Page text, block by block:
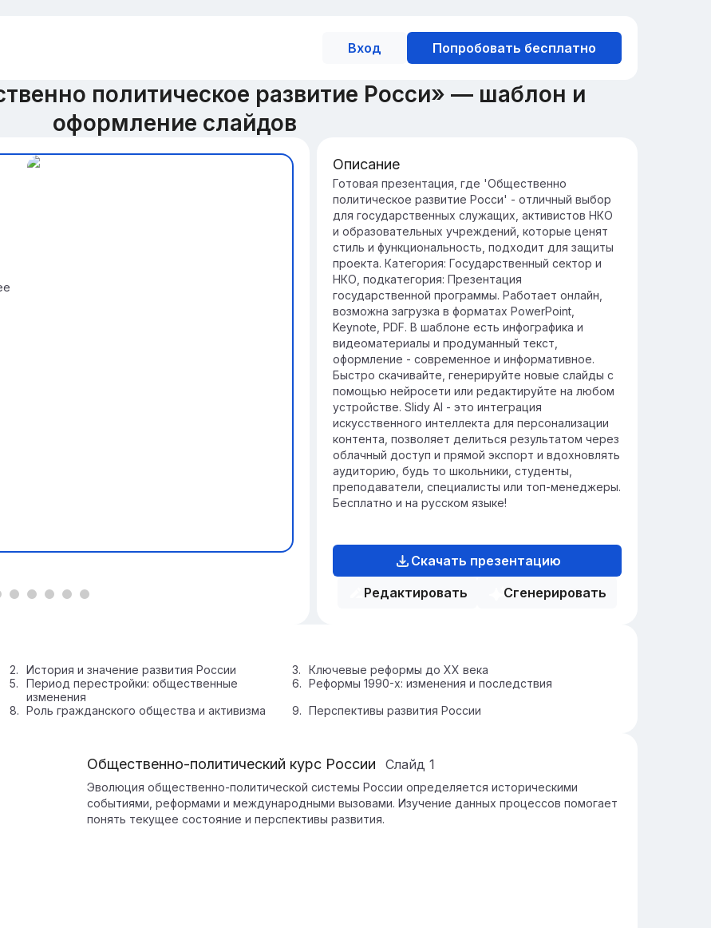
Вход Попробовать бесплатно
политическое развитие Росси» — шаблон и
оформление слайдов
История и значение развития
России
Историческое развитие России
формировалось под влиянием различных
факторов, включая геополитические
изменения и внутренние реформы.
Общественно-политическое развитие
России оказывает значительное влияние на
её современную роль в международных
отношениях и внутренняя политика.
Описание
Готовая презентация, где 'Общественно
политическое развитие Росси' - отличный выбор
для государственных служащих, активистов НКО
и образовательных учреждений, которые ценят
стиль и функциональность, подходит для защиты
проекта. Категория: Государственный сектор и
НКО, подкатегория: Презентация
государственной программы. Работает онлайн,
возможна загрузка в форматах PowerPoint,
Keynote, PDF. В шаблоне есть инфографика и
видеоматериалы и продуманный текст,
оформление - современное и информативное.
Быстро скачивайте, генерируйте новые слайды с
помощью нейросети или редактируйте на любом
устройстве. Slidy AI - это интеграция
искусственного интеллекта для персонализации
контента, позволяет делиться результатом через
облачный доступ и прямой экспорт и вдохновлять
аудиторию, будь то школьники, студенты,
преподаватели, специалисты или топ-менеджеры.
Бесплатно и на русском языке!
Скачать презентацию
Редактировать
Сгенерировать
История и значение развития России
Ключевые реформы до XX века
Период перестройки: общественные
изменения
Реформы 1990-х: изменения и последствия
Роль гражданского общества и активизма Перспективы развития России
Общественно-политический курс России Слайд 1
Эволюция общественно-политической системы России определяется историческими
событиями, реформами и международными вызовами. Изучение данных процессов помогает
понять текущее состояние и перспективы развития.